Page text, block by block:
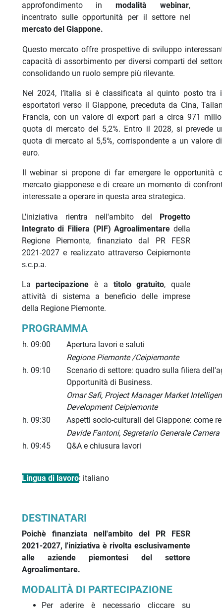
approfondimento inmodalità webinar,
incentrato sulle opportunità per il settore nel
mercato del Giappone.
Questo mercato offre prospettive di sviluppo
capacità di assorbimento per diversi comparti del
consolidando un ruolo sempre più rilevante.
Nel 2024, l’Italia si è classificata al quinto posto tra
esportatori verso il Giappone, preceduta da Cina,
Francia, con un valore di export pari a circa 971
quota di mercato del 5,2%. Entro il 2028, si prevede
quota di mercato al 5,5%, corrispondente a un valore
euro.
Il webinar si propone di far emergere le opportunità
mercato giapponese e di creare un momento di
interessate a operare in questa area strategica.
L'iniziativa rientra nell'ambito del
Progetto
Integrato di Filiera (PIF) Agroalimentare della
Regione Piemonte, finanziato dal PR FESR
2021-2027 e realizzato attraverso Ceipiemonte
s.c.p.a.
Lapartecipazione è a titolo gratuito, quale
attività di sistema a beneficio delle imprese
della Regione Piemonte.
PROGRAMMA
h. 09:00
Apertura lavori e saluti
Regione Piemonte /Ceipiemonte
h. 09:10
Scenario di settore: quadro sulla filiera
Opportunità di Business.
Omar Safi, Project Manager Market
Development Ceipiemonte
h. 09:30
Aspetti socio-culturali del Giappone: come
Davide Fantoni, Segretario Generale
h. 09:45
Q&A e chiusura lavori
Lingua di lavoro: italiano
DESTINATARI
Poichè finanziata nell'ambito del PR FESR
2021-2027, l'iniziativa è rivolta esclusivamente
alle aziende piemontesi del settore
Agroalimentare.
MODALITÀ DI PARTECIPAZIONE
Per aderire è necessario cliccare su